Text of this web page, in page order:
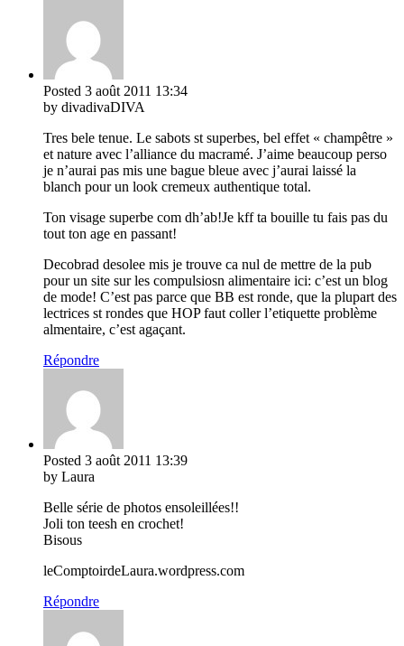
Posted 3 août 2011 13:34
by divadivaDIVA
Tres bele tenue. Le sabots st superbes, bel effet « champêtre »
et nature avec l’alliance du macramé. J’aime beaucoup perso
je n’aurai pas mis une bague bleue avec j’aurai laissé la
blanch pour un look cremeux authentique total.
Ton visage superbe com dh’ab!Je kff ta bouille tu fais pas du
tout ton age en passant!
Decobrad desolee mis je trouve ca nul de mettre de la pub
pour un site sur les compulsiosn alimentaire ici: c’est un blog
de mode! C’est pas parce que BB est ronde, que la plupart des
lectrices st rondes que HOP faut coller l’etiquette problème
almentaire, c’est agaçant.
Répondre
Posted 3 août 2011 13:39
by Laura
Belle série de photos ensoleillées!!
Joli ton teesh en crochet!
Bisous
leComptoirdeLaura.wordpress.com
Répondre